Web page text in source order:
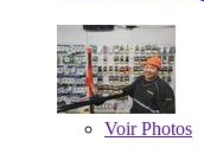
VoirPhotos